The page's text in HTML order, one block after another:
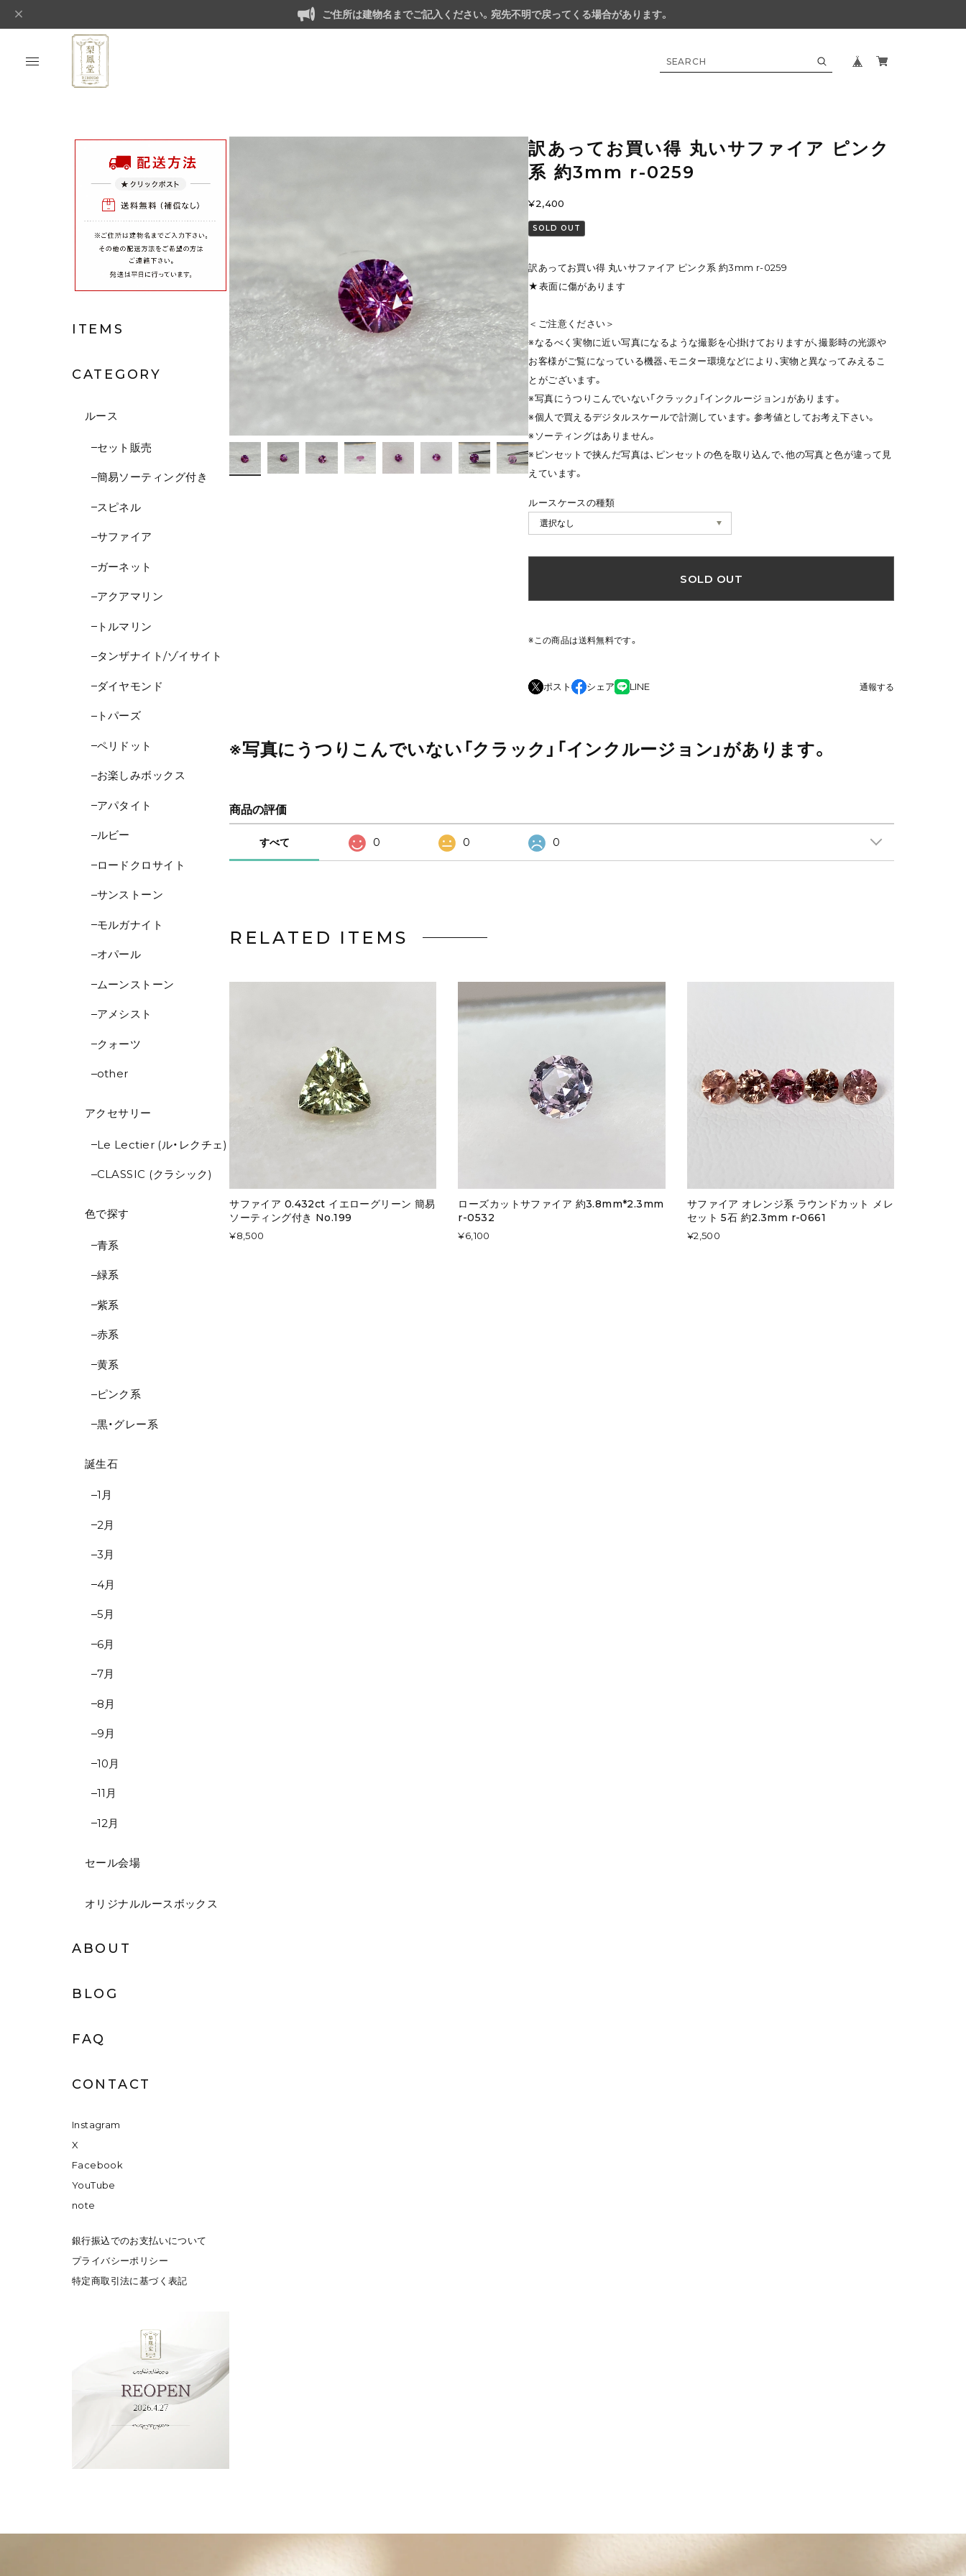
ご住所は建物名までご記入ください。宛先不明で戻ってくる場合があります。
ITEMS
CATEGORY
ルース
セット販売
簡易ソーティング付き
スピネル
サファイア
ガーネット
アクアマリン
トルマリン
タンザナイト/ゾイサイト
ダイヤモンド
トパーズ
ペリドット
お楽しみボックス
アパタイト
ルビー
ロードクロサイト
サンストーン
モルガナイト
オパール
ムーンストーン
アメシスト
クォーツ
other
アクセサリー
Le Lectier (ル・レクチェ)
CLASSIC (クラシック)
色で探す
青系
緑系
紫系
赤系
黄系
ピンク系
黒・グレー系
誕生石
1月
2月
3月
4月
5月
6月
7月
8月
9月
10月
11月
12月
セール会場
オリジナルルースボックス
ABOUT
BLOG
FAQ
CONTACT
Instagram
X
Facebook
YouTube
note
銀行振込でのお支払いについて
プライバシーポリシー
特定商取引法に基づく表記
訳あってお買い得 丸いサファイア ピンク
系 約3mm r-0259
¥2,400
SOLD OUT
訳あってお買い得 丸いサファイア ピンク系 約3mm r-0259
★表面に傷があります
＜ご注意ください＞
※なるべく実物に近い写真になるような撮影を心掛けておりますが、撮影時の光源や
お客様がご覧になっている機器、モニター環境などにより、実物と異なってみえるこ
とがございます。
※写真にうつりこんでいない「クラック」「インクルージョン」があります。
※個人で買えるデジタルスケールで計測しています。参考値としてお考え下さい。
※ソーティングはありません。
※ピンセットで挟んだ写真は、ピンセットの色を取り込んで、他の写真と色が違って見
えています。
ルースケースの種類
SOLD OUT
※この商品は送料無料です。
ポスト シェア LINE 通報する
※写真にうつりこんでいない「クラック」「インクルージョン」があります。
商品の評価
すべて 0 0 0
RELATED ITEMS
サファイア 0.432ct イエローグリーン 簡易
ソーティング付き No.199
¥8,500
ローズカットサファイア 約3.8mm*2.3mm
r-0532
¥6,100
サファイア オレンジ系 ラウンドカット メレ
セット 5石 約2.3mm r-0661
¥2,500